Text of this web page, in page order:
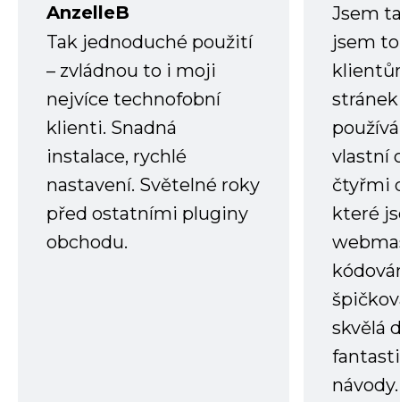
AnzelleB
Tak jednoduché použití
– zvládnou to i moji
nejvíce technofobní
klienti. Snadná
instalace, rychlé
nastavení. Světelné roky
před ostatními pluginy
obchodu.
Jsem
jsem
vlastní
čtyřmi
které
skvělá